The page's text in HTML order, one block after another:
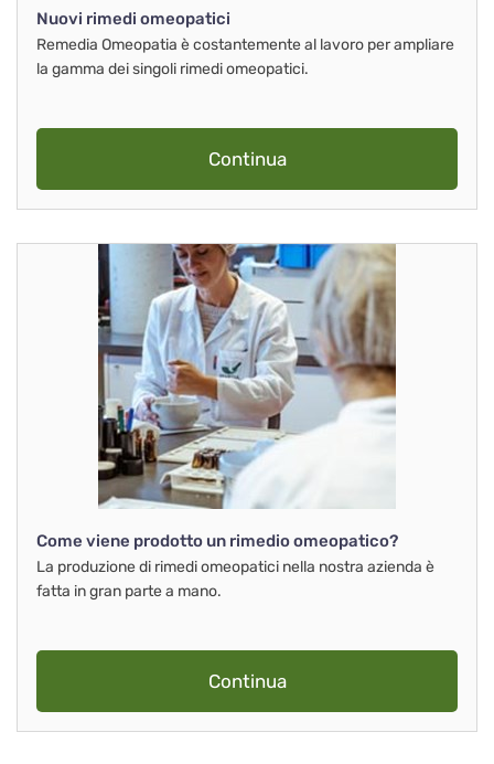
Nuovi rimedi omeopatici
Remedia Omeopatia è costantemente al lavoro per ampliare
la gamma dei singoli rimedi omeopatici.
Continua
Come viene prodotto un rimedio omeopatico?
La produzione di rimedi omeopatici nella nostra azienda è
fatta in gran parte a mano.
Continua